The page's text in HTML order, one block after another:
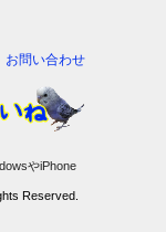
お問い合わせ
やiPhone
Reserved.